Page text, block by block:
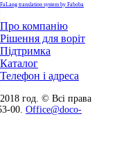
FaLang translation system by Faboba
Про компанію
Рішення для воріт
Підтримка
Каталог
Телефон і адреса
2018 год. © Всі права
00. Office@doco-